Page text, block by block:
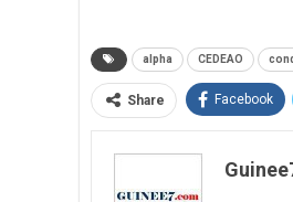
alpha CEDEAO
Share Facebook